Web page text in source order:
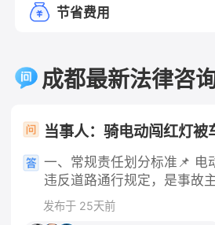
节省费用
成都最新法律咨
一、常规责任划分标准📌 电动车闯红灯属于严重
违反道路通行规定，是事故主要诱因
正常行驶、无超速、酒驾、
为：电动车主责（70%及以
发布于 25天前